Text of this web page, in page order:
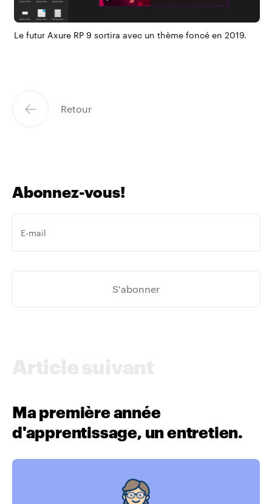
Le futur Axure RP 9 sortira avec un thème foncé en 2019.
Retour
Abonnez-vous!
e-
Ma première année
d'apprentissage, un entretien.